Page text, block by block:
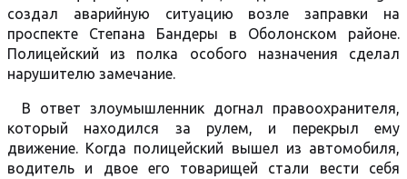
создал аварийную ситуацию возле заправки на
проспекте Степана Бандеры в Оболонском районе.
Полицейский из полка особого назначения сделал
нарушителю замечание.
В ответ злоумышленник догнал правоохранителя,
который находился за рулем, и перекрыл ему
движение. Когда полицейский вышел из автомобиля,
водитель и двое его товарищей стали вести себя